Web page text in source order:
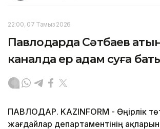
22:00, 07 Тамыз 2026
Павлодарда Сәтбаев
каналда ер адам суға
ПАВЛОДАР. KAZINFORM - Өңірлік
жағдайлар департаментінің